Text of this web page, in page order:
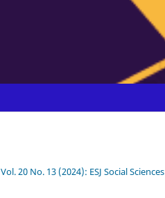
Vol. 20 No. 13 (2024): ESJ Social Sciences